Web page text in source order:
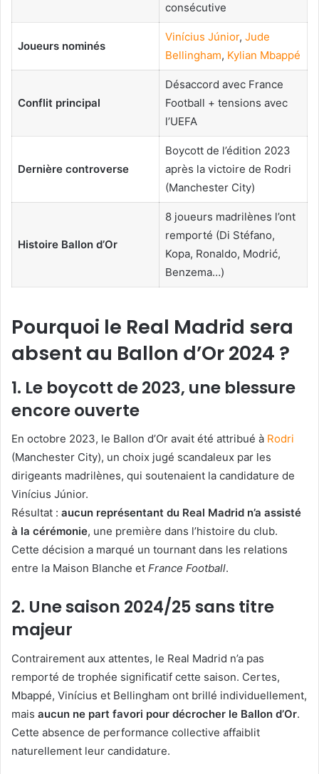
consécutive
Joueurs nominés
Vinícius Júnior, Jude
Bellingham, Kylian Mbappé
Conflit principal
Désaccord avec France
Football + tensions avec
l’UEFA
Dernière controverse
Boycott de l’édition 2023
après la victoire de Rodri
(Manchester City)
Histoire Ballon d’Or
8 joueurs madrilènes l’ont
remporté (Di Stéfano,
Kopa, Ronaldo, Modrić,
Benzema…)
Pourquoi le Real Madrid sera
absent au Ballon d’Or 2024 ?
1. Le boycott de 2023, une blessure
encore ouverte
En octobre 2023, le Ballon d’Or avait été attribué à Rodri
(Manchester City), un choix jugé scandaleux par les
dirigeants madrilènes, qui soutenaient la candidature de
Vinícius Júnior.
Résultat : aucun représentant du Real Madrid n’a assisté
à la cérémonie, une première dans l’histoire du club.
Cette décision a marqué un tournant dans les relations
entre la Maison Blanche et France Football.
2. Une saison 2024/25 sans titre
majeur
Contrairement aux attentes, le Real Madrid n’a pas
remporté de trophée significatif cette saison. Certes,
Mbappé, Vinícius et Bellingham ont brillé individuellement,
mais aucun ne part favori pour décrocher le Ballon d’Or.
Cette absence de performance collective affaiblit
naturellement leur candidature.